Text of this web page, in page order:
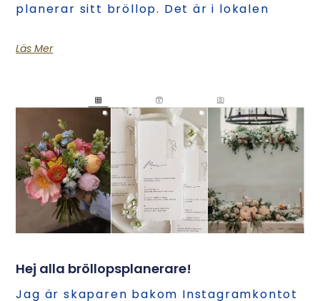
planerar sitt bröllop. Det är i lokalen
Läs Mer
Hej alla bröllopsplanerare!
Jag är skaparen bakom Instagramkontot